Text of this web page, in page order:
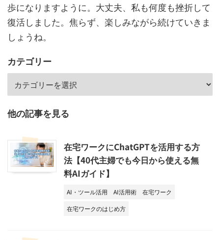
歩になりますように。大丈夫、私も何度も挫折して
復活しました。焦らず、楽しみながら続けていきま
しょうね。
カテゴリー
他の記事を見る
在宅ワークにChatGPTを活用する方
法【40代主婦でも今日から使える無
料AIガイド】
AI・ツール活用 AI活用術
在宅ワーク
在宅ワークのはじめ方